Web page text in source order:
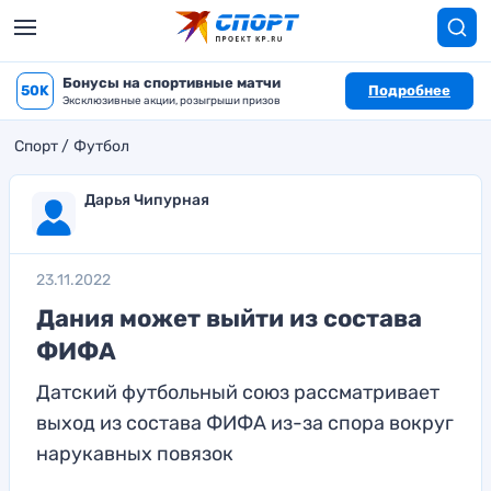
50K Бонусы на спортивные матчи
Эксклюзивные акции, розыгрыши призов
Подробнее
Спорт Футбол
Дарья Чипурная
23.11.2022
Дания может выйти из состава
ФИФА
Датский футбольный союз рассматривает
выход из состава ФИФА из-за спора вокруг
нарукавных повязок